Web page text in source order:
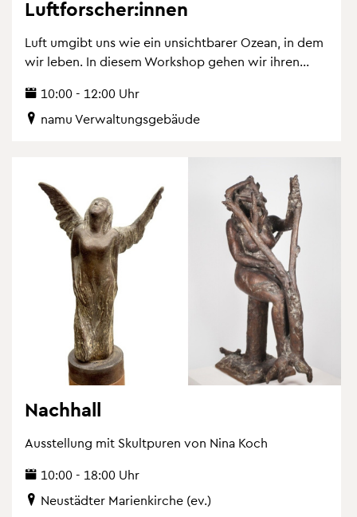
Luft­for­scher:innen
Luft um­gibt uns wie ein un­sicht­ba­rer Ozean, in dem
wir leben. In die­sem Work­shop gehen wir ihren...
10:00 - 12:00 Uhr
namu Ver­wal­tungs­ge­bäu­de
Nach­hall
Aus­stel­lung mit Skultpu­ren von Nina Koch
10:00 - 18:00 Uhr
Neu­städ­ter Ma­ri­en­kir­che (ev.)